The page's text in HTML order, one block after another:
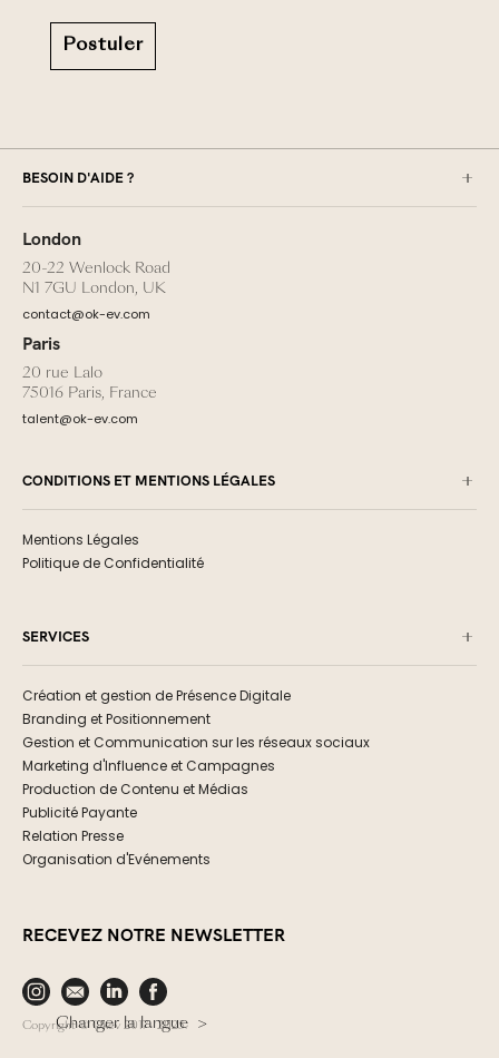
Postuler
BESOIN D'AIDE ?
London
20-22 Wenlock Road
N1 7GU London, UK
contact@ok-ev.com
Paris
20 rue Lalo
75016 Paris, France
talent@ok-ev.com
CONDITIONS ET MENTIONS LÉGALES
Mentions Légales
Politique de Confidentialité
SERVICES
Création et gestion de Présence Digitale
Branding et Positionnement
Gestion et Communication sur les réseaux sociaux
Marketing d'Influence et Campagnes
Production de Contenu et Médias
Publicité Payante
Relation Presse
Organisation d'Evénements
RECEVEZ NOTRE NEWSLETTER
Changer la langue >
Copyright © Okev 2017- 2025.